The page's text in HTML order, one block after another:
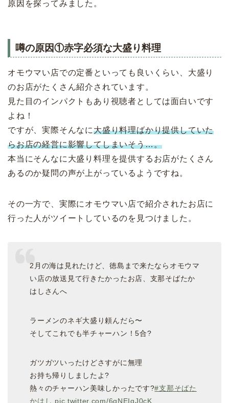
原因を探ってみました。
噂の原因①赤字必須な大盛り料理
オモウマい店での定番といっても良いくらい、大盛り
のお店がたくさん紹介されています。
見た目のインパクトもあり視聴者としては面白いです
よね！
ですが、実際そんなに大盛り料理ばかり提供していた
らお店の経営に影響してしまいそう…。
本当にそんなに大盛り料理を提供するお店がたくさん
あるのか疑問の声が上がっているようですね。
その一方で、実際にオモウマい店で紹介されたお店に
行った人がツイートしているのを見つけました。
2月の海は見れたけど、徳島まで来たならオモウマ
い店の放送見て行きたかったお店、支那そばたか
はしさんへ
ラーメンのネギ大盛り頼んだら〜
そしてこれでも半チャーハン！5合?
ガツガツいったけどさすがに無理
お持ち帰りしましたよ?
熱々のチャーハン美味しかったです?#支那そばた
かはし pic.twitter.com/6qNEIgJ0cK